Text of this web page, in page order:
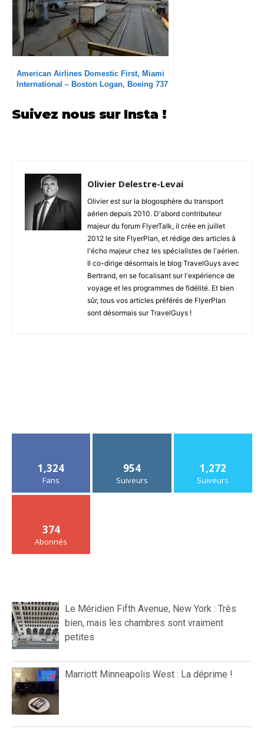
American Airlines Domestic First, Miami
International – Boston Logan, Boeing 737
Suivez nous sur Insta !
Olivier Delestre-Levai
Olivier est sur la blogosphère du transport
aérien depuis 2010. D'abord contributeur
majeur du forum FlyerTalk, il crée en juillet
2012 le site FlyerPlan, et rédige des articles à
l'écho majeur chez les spécialistes de l'aérien.
Il co-dirige désormais le blog TravelGuys avec
Bertrand, en se focalisant sur l'expérience de
voyage et les programmes de fidélité. Et bien
sûr, tous vos articles préférés de FlyerPlan
sont désormais sur TravelGuys !
1,324
Fans
954
Suiveurs
1,272
Suiveurs
374
Abonnés
Le Méridien Fifth Avenue, New York : Très
bien, mais les chambres sont vraiment
petites
Marriott Minneapolis West : La déprime !